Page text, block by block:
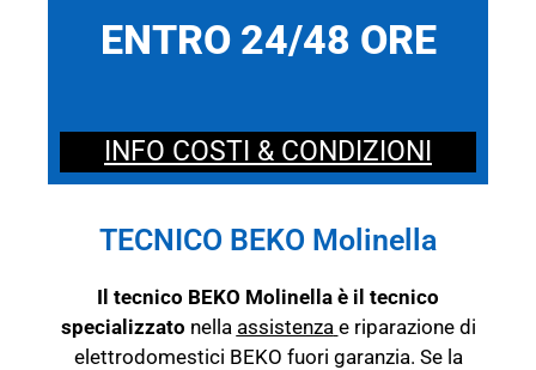
ENTRO 24/48 ORE
INFO COSTI & CONDIZIONI
TECNICO BEKO Molinella
Il tecnico BEKO Molinella è il tecnico
specializzato nella assistenza e riparazione di
elettrodomestici BEKO fuori garanzia. Se la